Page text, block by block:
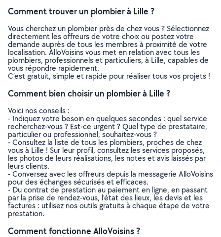
Comment trouver un plombier à Lille ?
Vous cherchez un plombier près de chez vous ? Sélectionnez
directement les offreurs de votre choix ou postez votre
demande auprès de tous les membres à proximité de votre
localisation. AlloVoisins vous met en relation avec tous les
plombiers, professionnels et particuliers, à Lille, capables de
vous répondre rapidement.
C’est gratuit, simple et rapide pour réaliser tous vos projets !
Comment bien choisir un plombier à Lille ?
Voici nos conseils :
- Indiquez votre besoin en quelques secondes : quel service
recherchez-vous ? Est-ce urgent ? Quel type de prestataire,
particulier ou professionnel, souhaitez-vous ?
- Consultez la liste de tous les plombiers, proches de chez
vous à Lille ! Sur leur profil, consultez les services proposés,
les photos de leurs réalisations, les notes et avis laissés par
leurs clients.
- Conversez avec les offreurs depuis la messagerie AlloVoisins
pour des échanges sécurisés et efficaces.
- Du contrat de prestation au paiement en ligne, en passant
par la prise de rendez-vous, l’état des lieux, les devis et les
factures : utilisez nos outils gratuits à chaque étape de votre
prestation.
Comment fonctionne AlloVoisins ?